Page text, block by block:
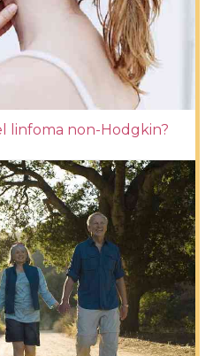
linfoma non-Hodgkin?